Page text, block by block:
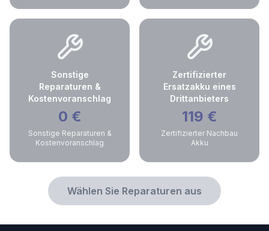
Sonstige
Reparaturen &
Kostenvoranschlag
0 €
Sonstige Reparaturen &
Kostenvoranschlag
Zertifizierter
Ersatzakku eines
Drittanbieters
119 €
Zertifizierter Nachbau
Akku
Wählen Sie Reparaturen aus